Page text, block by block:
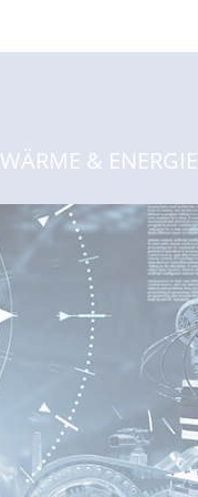
WÄRME & ENERGIE